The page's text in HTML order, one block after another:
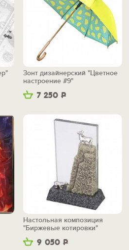
7 250 Р
Зонт дизайнерский "Цветное
настроение #9"
9 050 Р
Настольная композиция
"Биржевые котировки"